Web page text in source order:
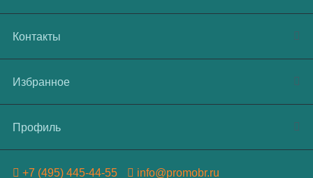
Контакты
Избранное
Профиль
+7 (495) 445-44-55 info@promobr.ru